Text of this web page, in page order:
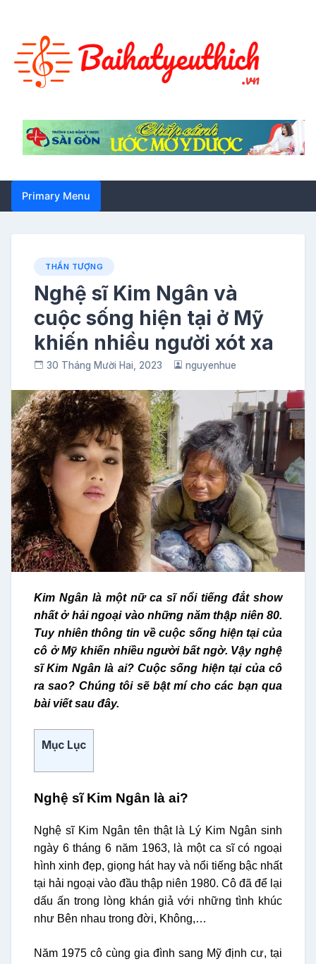
content
Primary Menu
THẦN TƯỢNG
Nghệ sĩ Kim Ngân và
cuộc sống hiện tại ở Mỹ
khiến nhiều người xót xa
30 Tháng Mười Hai, 2023 nguyenhue
Kim Ngân là một nữ ca sĩ nổi tiếng đắt show
nhất ở hải ngoại vào những năm thập niên 80.
Tuy nhiên thông tin về cuộc sống hiện tại của
cô ở Mỹ khiến nhiều người bất ngờ. Vậy nghệ
sĩ Kim Ngân là ai? Cuộc sống hiện tại của cô
ra sao? Chúng tôi sẽ bật mí cho các bạn qua
bài viết sau đây.
Mục Lục
Nghệ sĩ Kim Ngân là ai?
Nghệ sĩ Kim Ngân tên thật là Lý Kim Ngân sinh
ngày 6 tháng 6 năm 1963, là một ca sĩ có ngoại
hình xinh đẹp, giọng hát hay và nổi tiếng bậc nhất
tại hải ngoại vào đầu thập niên 1980. Cô đã để lại
dấu ấn trong lòng khán giả với những tình khúc
như Bên nhau trong đời, Không,…
Năm 1975 cô cùng gia đình sang Mỹ định cư, tại